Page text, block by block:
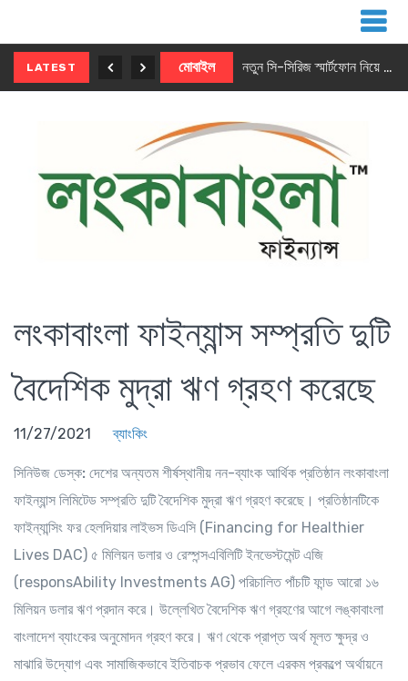
LATEST মোবাইল নতুন সি-সিরিজ স্মার্টফোন নিয়ে আসছে রিয়েলমি
লংকাবাংলা ফাইন্যান্স সম্প্রতি দুটি
বৈদেশিক মুদ্রা ঋণ গ্রহণ করেছে
11/27/2021 ব্যাংকিং
সিনিউজ ডেস্ক: দেশের অন্যতম শীর্ষস্থানীয় নন-ব্যাংক আর্থিক প্রতিষ্ঠান লংকাবাংলা
ফাইন্যান্স লিমিটেড সম্প্রতি দুটি বৈদেশিক মুদ্রা ঋণ গ্রহণ করেছে। প্রতিষ্ঠানটিকে
ফাইন্যান্সিং ফর হেলদিয়ার লাইভস ডিএসি (Financing for Healthier
Lives DAC) ৫ মিলিয়ন ডলার ও রেস্পন্সএবিলিটি ইনভেস্টমেন্ট এজি
(responsAbility Investments AG) পরিচালিত পাঁচটি ফান্ড আরো ১৬
মিলিয়ন ডলার ঋণ প্রদান করে। উল্লেখিত বৈদেশিক ঋণ গ্রহণের আগে লঙ্কাবাংলা
বাংলাদেশ ব্যাংকের অনুমোদন গ্রহণ করে। ঋণ থেকে প্রাপ্ত অর্থ মূলত ক্ষুদ্র ও
মাঝারি উদ্যোগ এবং সামাজিকভাবে ইতিবাচক প্রভাব ফেলে এরকম প্রকল্পে অর্থায়নে